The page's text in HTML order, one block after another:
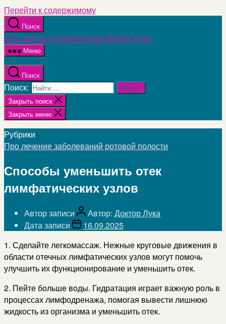
Перейти к содержимому
Поиск
Блог центра стоматологии Доктор Лука
Меню
Поиск
Поиск:
Закрыть поиск
Закрыть меню
Рубрики
Про лечение заболеваний ротовой полости
Способы уменьшить отек
лимфатических узлов
Автор записи Автор: Доктор Лука
Дата записи
16.09.2025
1. Сделайте легкомассаж. Нежные круговые движения в
области отечных лимфатических узлов могут помочь
улучшить их функционирование и уменьшить отек.
2. Пейте больше воды. Гидратация играет важную роль в
процессах лимфодренажа, помогая вывести лишнюю
жидкость из организма и уменьшить отек.